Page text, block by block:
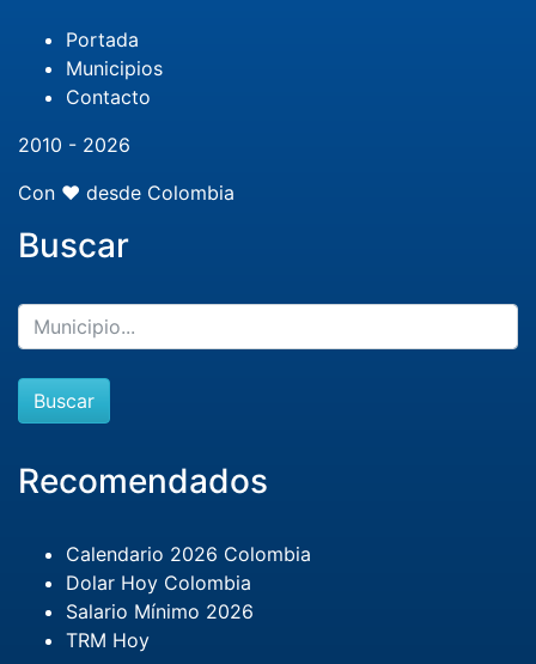
Portada
Municipios
Contacto
2010 - 2026
Con ❤️ desde Colombia
Buscar
Buscar
Recomendados
Calendario 2026 Colombia
Dolar Hoy Colombia
Salario Mínimo 2026
TRM Hoy